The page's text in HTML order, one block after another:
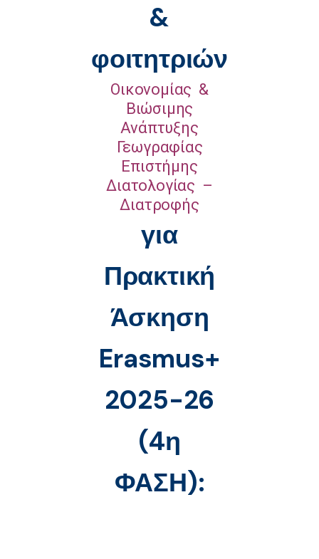
&
φοιτητριών
Οικονομίας &
Βιώσιμης
Ανάπτυξης
Γεωγραφίας
Επιστήμης
Διατολογίας –
Διατροφής
για
Πρακτική
Άσκηση
Erasmus+
2025-26
(4η
ΦΑΣΗ):